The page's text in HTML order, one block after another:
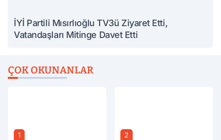
İYİ Partili Mısırlıoğlu TV3ü Ziyaret Etti,
Vatandaşları Mitinge Davet Etti
ÇOK OKUNANLAR
1 2